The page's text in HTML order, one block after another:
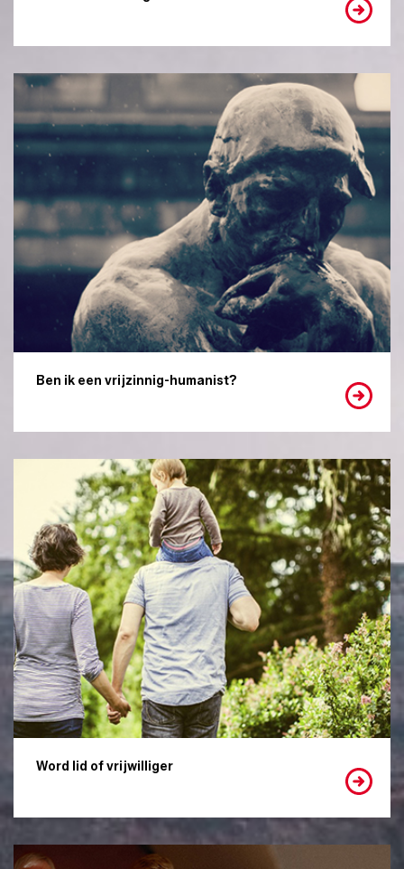
Ben ik een vrijzinnig-humanist?
Word lid of vrijwilliger